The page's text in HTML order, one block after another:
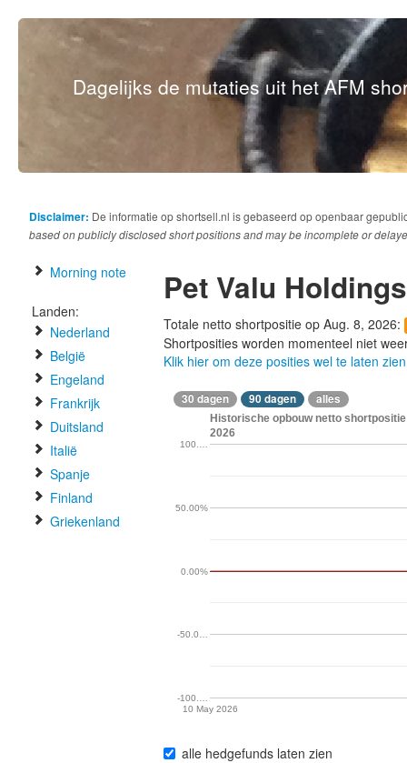
Dagelijks de mutaties uit het AFM
Disclaimer: De informatie op shortsell.nl is gebaseerd op openbaar
based on publicly disclosed short positions and may be incomplete or
Morning note
Landen:
Nederland
België
Engeland
Frankrijk
Duitsland
Italië
Spanje
Finland
Griekenland
Pet Valu Holdings
Totale netto shortpositie op Aug. 8, 2026:
Shortposities worden momenteel niet
Klik hier om deze posities wel te laten zien
30 dagen 90 dagen alles
Historische opbouw netto
2026
10 May 2026
-100.…
-50.0…
0.00%
50.00%
100.…
alle hedgefunds laten zien